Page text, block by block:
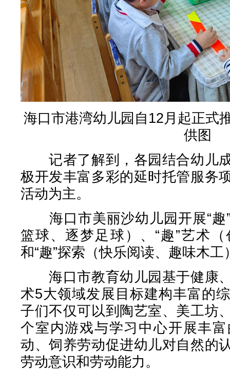
海口市港湾幼儿园自12月起正式
供图
记者了解到，各园结合幼儿
极开发丰富多彩的延时托管服务
活动为主。
海口市美丽沙幼儿园开展“趣
篮球、逐梦足球）、“趣”艺术
和“趣”探索（快乐阅读、趣味木
海口市教育幼儿园基于健康
术5大领域发展目标建构丰富的
子们不仅可以到陶艺室、美工坊
个室内游戏与学习中心开展丰
动、饲养劳动促进幼儿对自然的
劳动意识和劳动能力。